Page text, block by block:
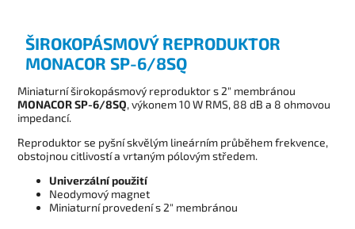
ŠIROKOPÁSMOVÝ REPRODUKTOR
MONACOR SP-6/8SQ
Miniaturní širokopásmový reproduktor s 2" membránou
MONACOR SP-6/8SQ, výkonem 10 W RMS, 88 dB a 8 ohmovou
impedancí.
Reproduktor se pyšní skvělým lineárním průběhem frekvence,
obstojnou citlivostí a vrtaným pólovým středem.
Univerzální použití
Neodymový magnet
Miniaturní provedení s 2" membránou